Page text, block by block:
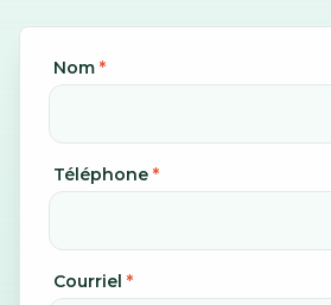
Nom *
Téléphone *
Courriel *